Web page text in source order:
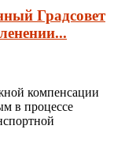
Градсовет
компенсации
в процессе